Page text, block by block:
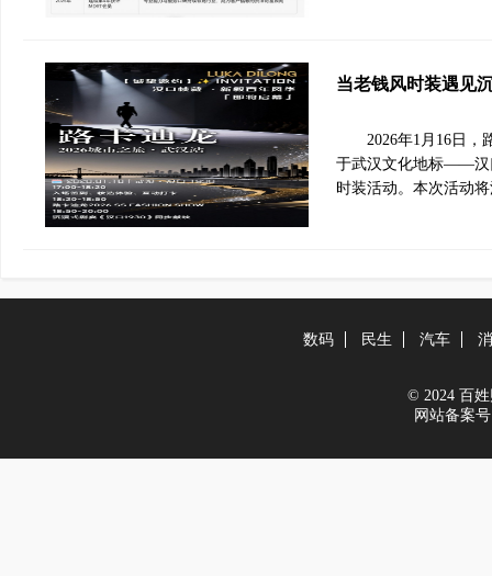
当老钱风时装遇见
2026年1月16日
于武汉文化地标——汉
时装活动。本次活动
数码 民生 汽车
© 2024 百姓
网站备案